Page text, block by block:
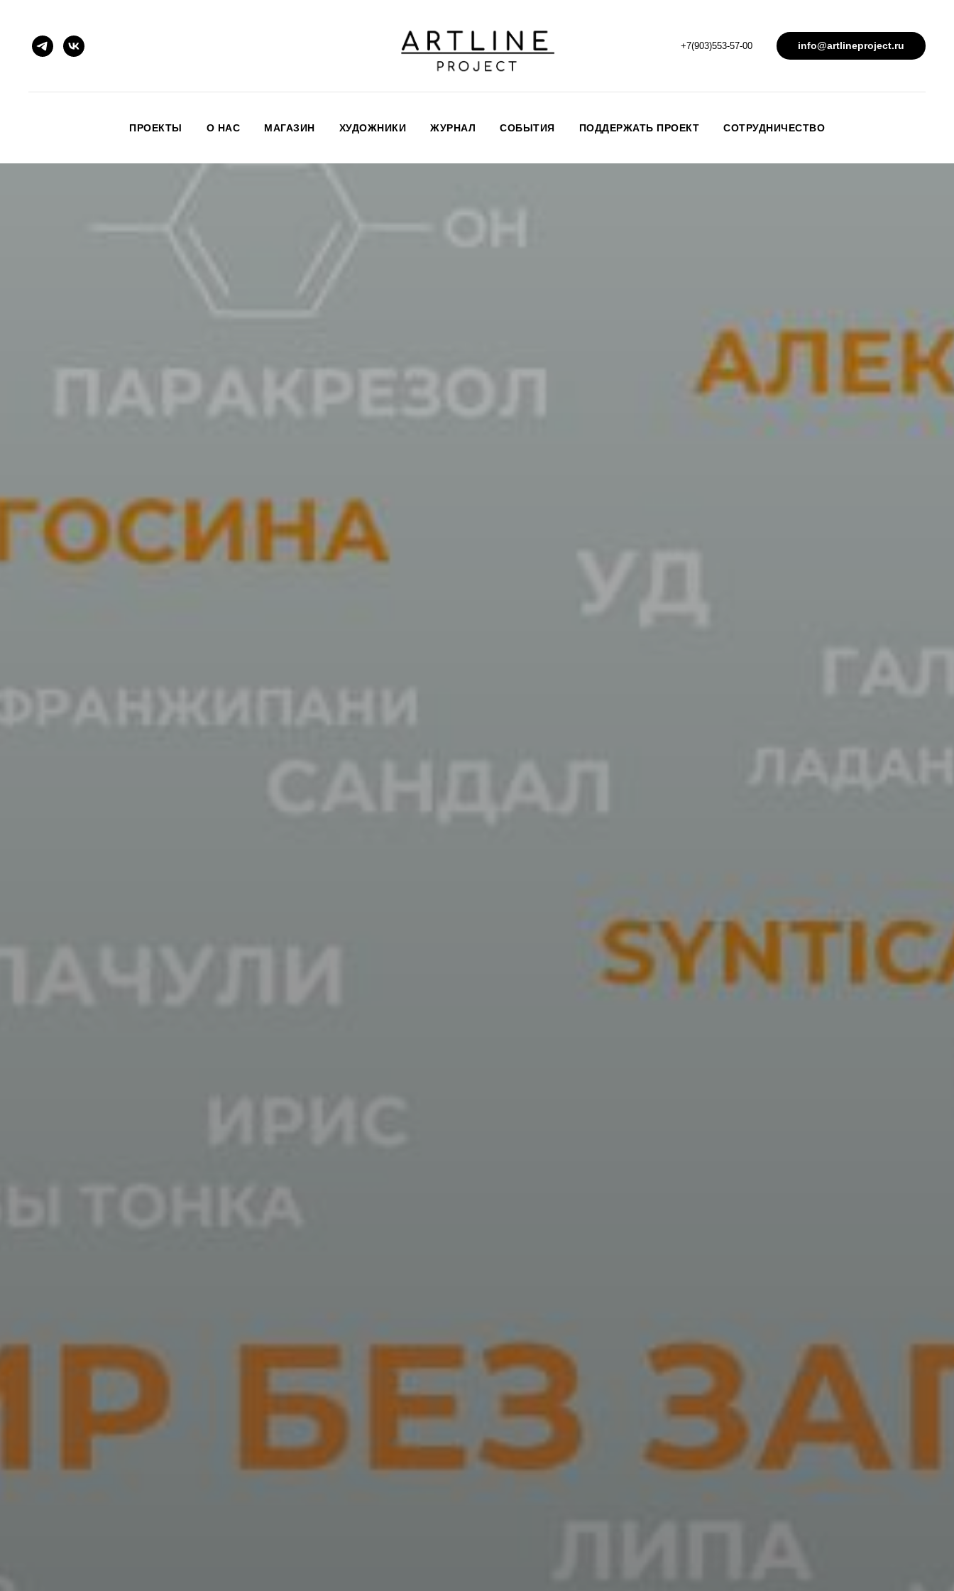
+7(903)553-57-00 info@artlineproject.ru
ПРОЕКТЫ О НАС МАГАЗИН ХУДОЖНИКИ ЖУРНАЛ СОБЫТИЯ ПОДДЕРЖАТЬ ПРОЕКТ СОТРУДНИЧЕСТВО